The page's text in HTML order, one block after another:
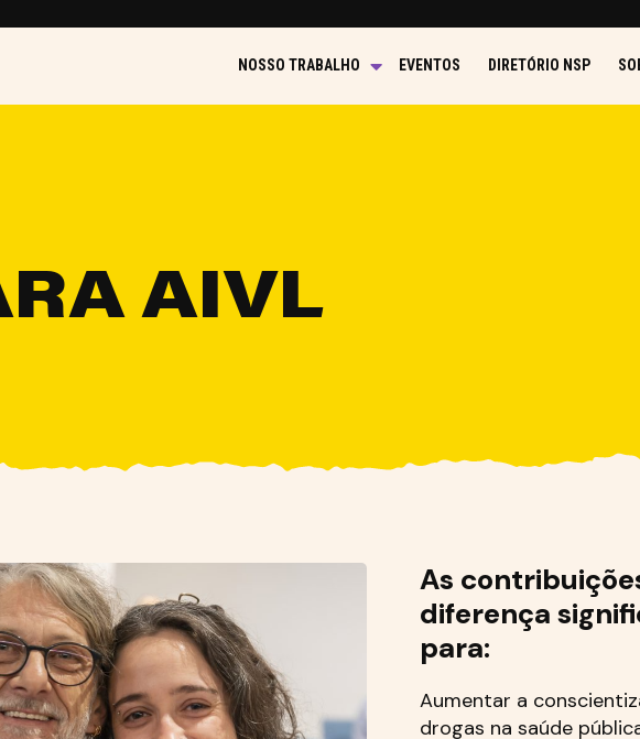
NOSSO TRABALHO EVENTOS DIRETÓRIO NSP
AIVL
As
diferença
para:
Aumentar a
drogas na saúde